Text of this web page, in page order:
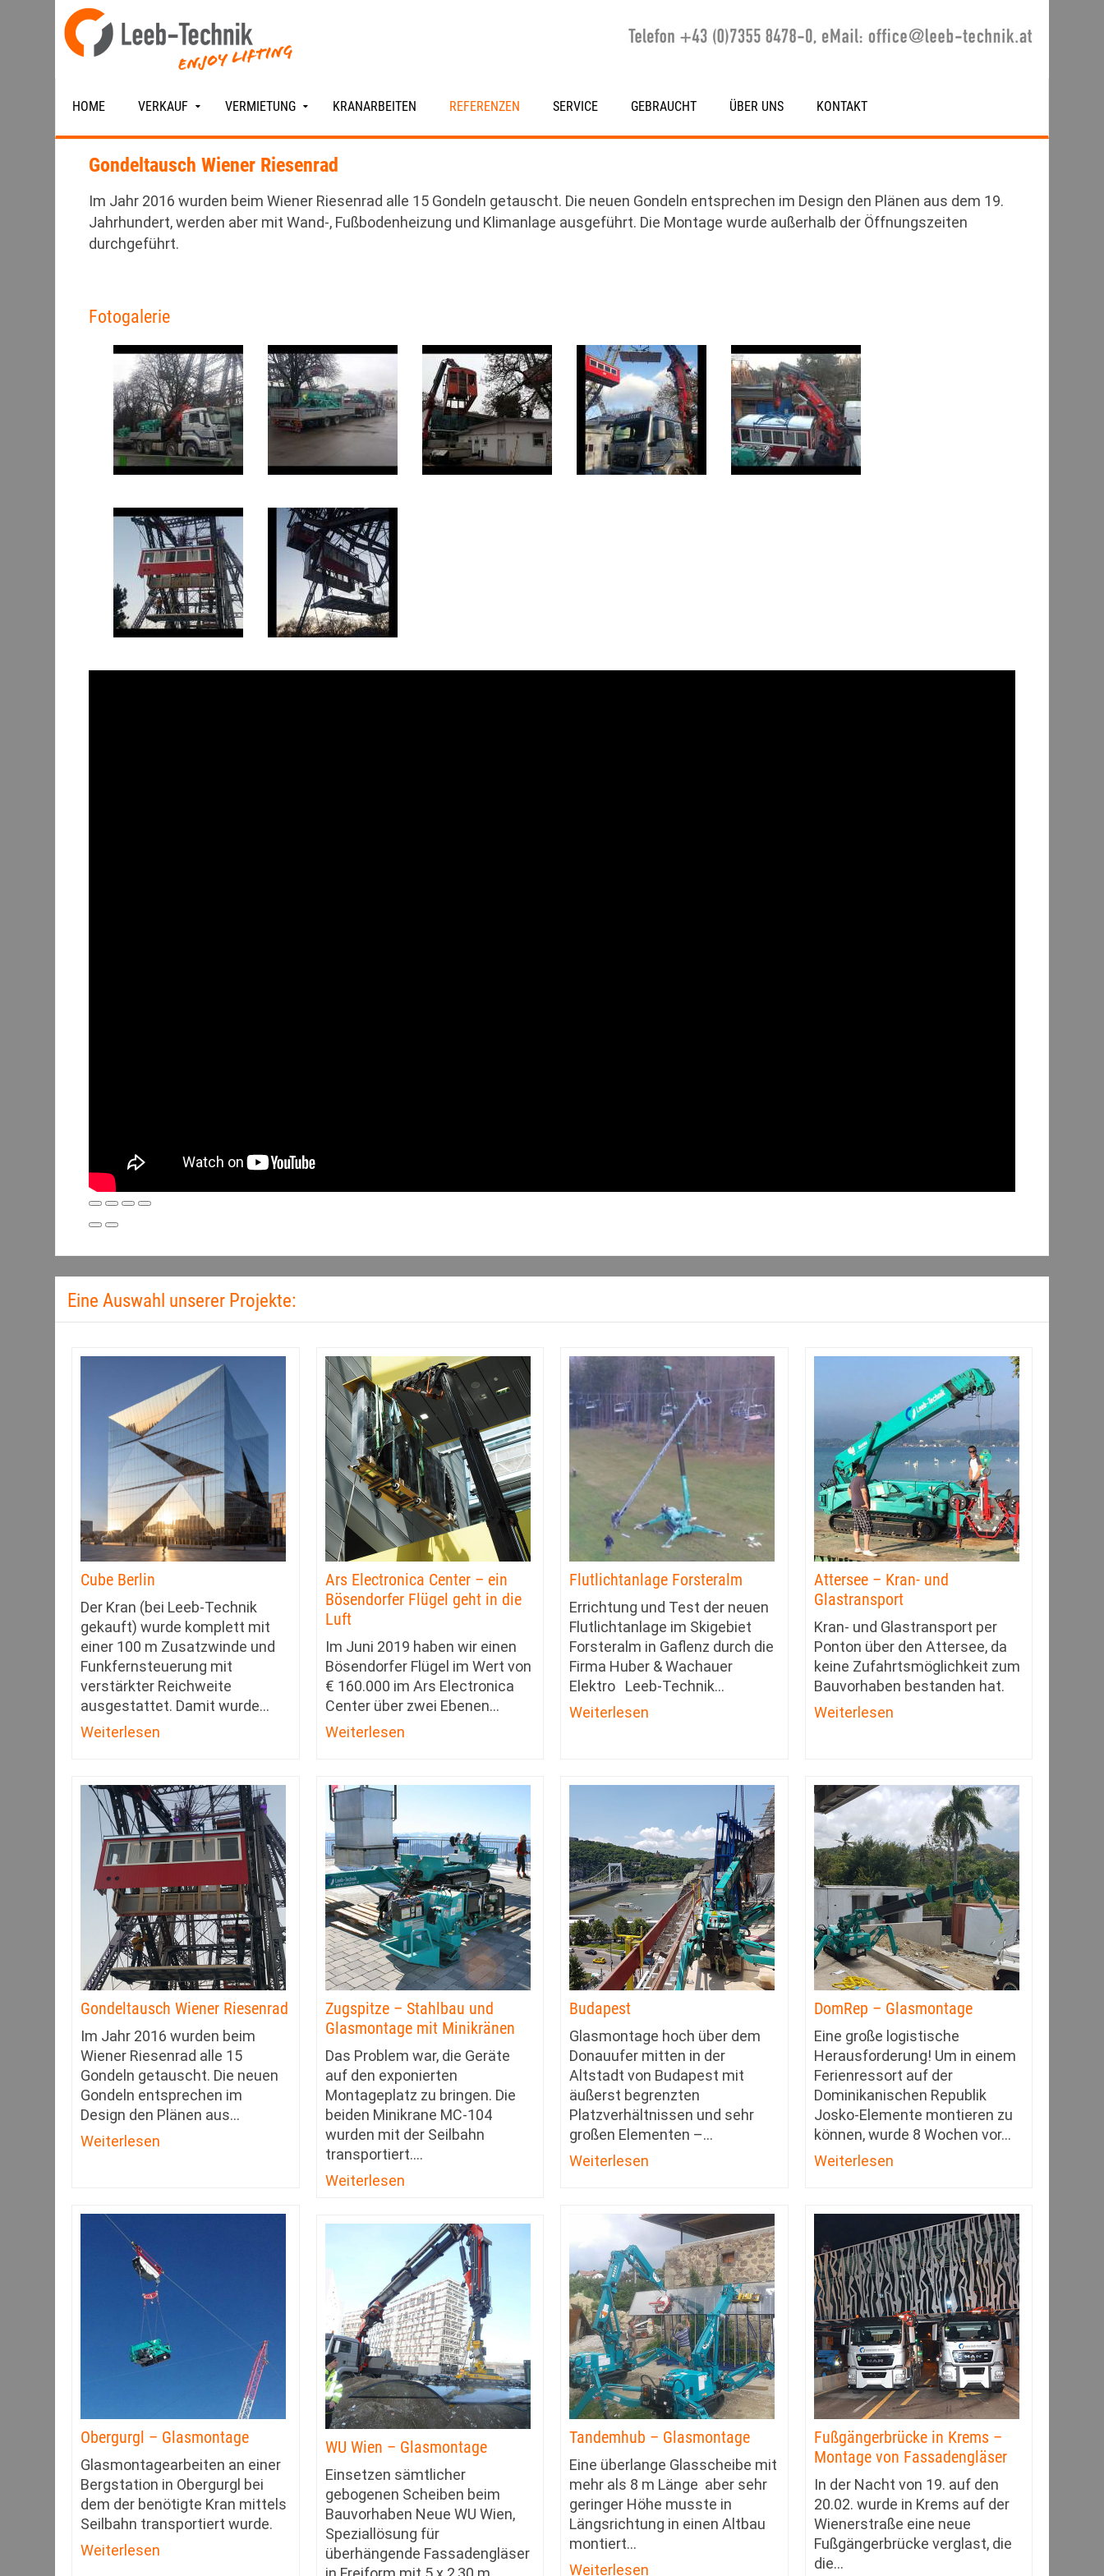
HOME VERKAUF VERMIETUNG KRANARBEITEN REFERENZEN SERVICE GEBRAUCHT ÜBER UNS KONTAKT
Gondeltausch Wiener Riesenrad
Im Jahr 2016 wurden beim Wiener Riesenrad alle 15 Gondeln getauscht. Die neuen Gondeln entsprechen im Design den Plänen aus dem 19.
Jahrhundert, werden aber mit Wand-, Fußbodenheizung und Klimanlage ausgeführt. Die Montage wurde außerhalb der Öffnungszeiten
durchgeführt.
Fotogalerie
Eine Auswahl unserer Projekte:
Cube Berlin
Der Kran (bei Leeb-Technik
gekauft) wurde komplett mit
einer 100 m Zusatzwinde und
Funkfernsteuerung mit
verstärkter Reichweite
ausgestattet. Damit wurde…
Weiterlesen
Ars Electronica Center – ein
Bösendorfer Flügel geht in die
Luft
Im Juni 2019 haben wir einen
Bösendorfer Flügel im Wert von
€ 160.000 im Ars Electronica
Center über zwei Ebenen…
Weiterlesen
Flutlichtanlage Forsteralm
Errichtung und Test der neuen
Flutlichtanlage im Skigebiet
Forsteralm in Gaflenz durch die
Firma Huber & Wachauer
Elektro Leeb-Technik…
Weiterlesen
Attersee – Kran- und
Glastransport
Kran- und Glastransport per
Ponton über den Attersee, da
keine Zufahrtsmöglichkeit zum
Bauvorhaben bestanden hat.
Weiterlesen
Gondeltausch Wiener Riesenrad
Im Jahr 2016 wurden beim
Wiener Riesenrad alle 15
Gondeln getauscht. Die neuen
Gondeln entsprechen im
Design den Plänen aus…
Weiterlesen
Zugspitze – Stahlbau und
Glasmontage mit Minikränen
Das Problem war, die Geräte
auf den exponierten
Montageplatz zu bringen. Die
beiden Minikrane MC-104
wurden mit der Seilbahn
transportiert.…
Weiterlesen
Budapest
Glasmontage hoch über dem
Donauufer mitten in der
Altstadt von Budapest mit
äußerst begrenzten
Platzverhältnissen und sehr
großen Elementen –…
Weiterlesen
DomRep – Glasmontage
Eine große logistische
Herausforderung! Um in einem
Ferienressort auf der
Dominikanischen Republik
Josko-Elemente montieren zu
können, wurde 8 Wochen vor…
Weiterlesen
Obergurgl – Glasmontage
Glasmontagearbeiten an einer
Bergstation in Obergurgl bei
dem der benötigte Kran mittels
Seilbahn transportiert wurde.
Weiterlesen
Tandemhub – Glasmontage
Eine überlange Glasscheibe mit
mehr als 8 m Länge aber sehr
geringer Höhe musste in
Längsrichtung in einen Altbau
montiert…
Weiterlesen
Fußgängerbrücke in Krems –
Montage von Fassadengläser
In der Nacht von 19. auf den
20.02. wurde in Krems auf der
Wienerstraße eine neue
Fußgängerbrücke verglast, die
die…
WU Wien – Glasmontage
Einsetzen sämtlicher
gebogenen Scheiben beim
Bauvorhaben Neue WU Wien,
Speziallösung für
überhängende Fassadengläser